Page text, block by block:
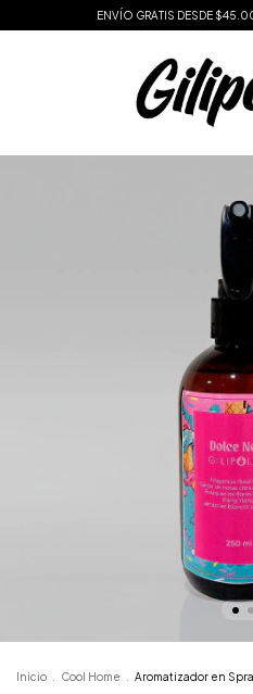
ENVÍO GRATIS DESDE
Inicio Cool Home Aromatizador en